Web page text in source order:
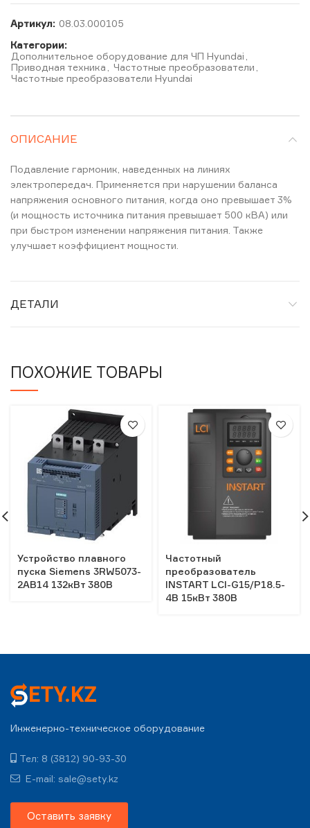
Артикул: 08.03.000105
Категории:
Дополнительное оборудование для ЧП Hyundai
Приводная техника
Частотные преобразователи
Частотные преобразователи Hyundai
ОПИСАНИЕ
Подавление гармоник, наведенных на линиях
электропередач. Применяется при нарушении баланса
напряжения основного питания, когда оно превышает 3%
(и мощность источника питания превышает 500 кВА) или
при быстром изменении напряжения питания. Также
улучшает коэффициент мощности.
ДЕТАЛИ
ПОХОЖИЕ ТОВАРЫ
Устройство плавного
пуска Siemens 3RW5073-
2AB14 132кВт 380В
Частотный
преобразователь
INSTART LCI-G15/Р18.5-
4B 15кВт 380В
Инженерно-техническое оборудование
Тел: 8 (3812) 90-93-30
E-mail: sale@sety.kz
Оставить заявку